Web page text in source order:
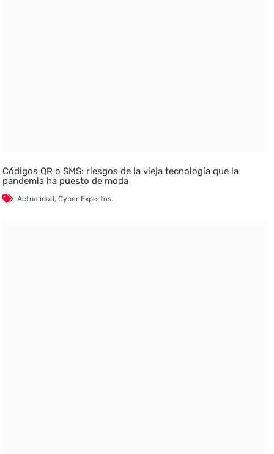
Códigos QR o SMS: riesgos de la vieja tecnología que la
pandemia ha puesto de moda
Actualidad,Cyber Expertos